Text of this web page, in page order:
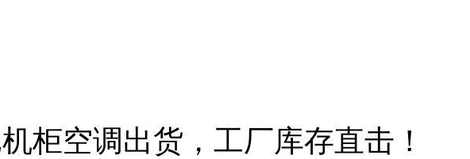
柜空调出货，工厂库存直击！